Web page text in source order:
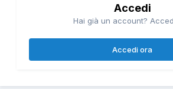
Accedi
Hai già un account?
Accedi ora